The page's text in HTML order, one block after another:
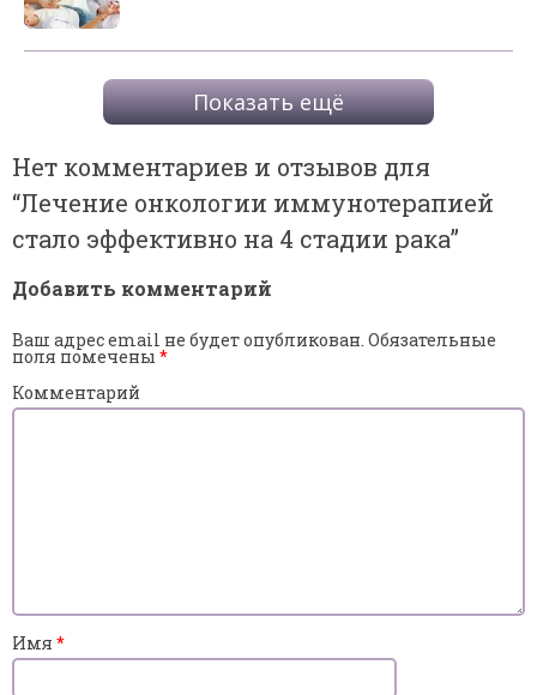
Показать ещё
Нет комментариев и отзывов для
“Лечение онкологии иммунотерапией
стало эффективно на 4 стадии рака”
Добавить комментарий
Ваш адрес email не будет опубликован. Обязательные
поля помечены *
Комментарий
Имя *